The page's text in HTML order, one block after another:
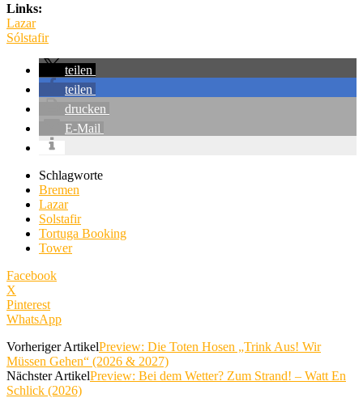
Links:
Lazar
Sólstafir
teilen
teilen
drucken
E-Mail
Schlagworte
Bremen
Lazar
Solstafir
Tortuga Booking
Tower
Facebook
X
Pinterest
WhatsApp
Vorheriger ArtikelPreview: Die Toten Hosen „Trink Aus! Wir
Müssen Gehen“ (2026 & 2027)
Nächster ArtikelPreview: Bei dem Wetter? Zum Strand! – Watt En
Schlick (2026)